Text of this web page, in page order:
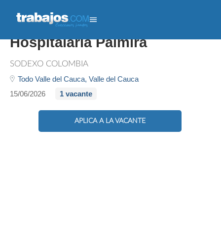
Auxiliar De Limpieza
Hospitalaria Palmira
SODEXO COLOMBIA
Todo Valle del Cauca, Valle del Cauca
15/06/2026
1 vacante
APLICA A LA VACANTE